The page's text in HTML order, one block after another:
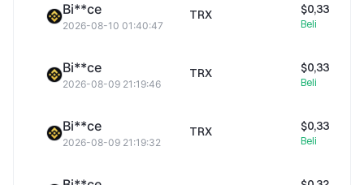
Bi**ce
2026-08-10 01:40:47
TRX $0,33
Beli
Bi**ce
2026-08-09 21:19:46
TRX $0,33
Beli
Bi**ce
2026-08-09 21:19:32
TRX $0,33
Beli